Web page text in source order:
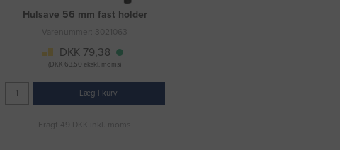
Hulsave 56 mm fast holder
Varenummer: 3021063
DKK 79,38
(DKK 63,50 ekskl. moms)
Læg i kurv
Fragt 49 DKK inkl. moms